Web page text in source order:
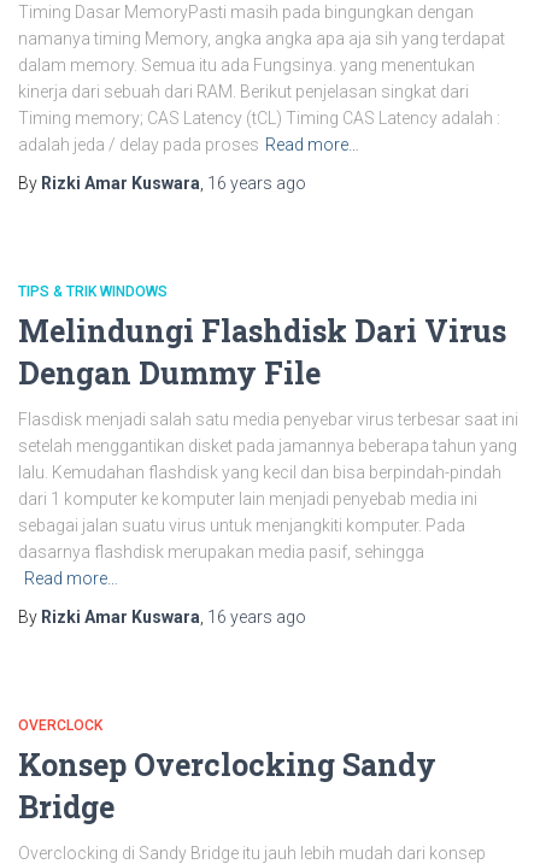
Timing Dasar MemoryPasti masih pada bingungkan dengan
namanya timing Memory, angka angka apa aja sih yang terdapat
dalam memory. Semua itu ada Fungsinya. yang menentukan
kinerja dari sebuah dari RAM. Berikut penjelasan singkat dari
Timing memory; CAS Latency (tCL) Timing CAS Latency adalah :
adalah jeda / delay pada proses Read more…
By Rizki Amar Kuswara 16 years ago
TIPS & TRIK WINDOWS
Melindungi Flashdisk Dari Virus
Dengan Dummy File
Flasdisk menjadi salah satu media penyebar virus terbesar saat ini
setelah menggantikan disket pada jamannya beberapa tahun yang
lalu. Kemudahan flashdisk yang kecil dan bisa berpindah-pindah
dari 1 komputer ke komputer lain menjadi penyebab media ini
sebagai jalan suatu virus untuk menjangkiti komputer. Pada
dasarnya flashdisk merupakan media pasif, sehingga
Read more…
By Rizki Amar Kuswara 16 years ago
OVERCLOCK
Konsep Overclocking Sandy
Bridge
Overclocking di Sandy Bridge itu jauh lebih mudah dari konsep